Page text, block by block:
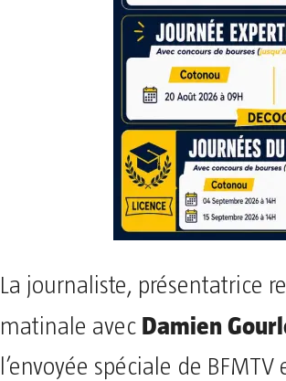
La journaliste, présentatrice
matinale avec Damien
l’envoyée spéciale de